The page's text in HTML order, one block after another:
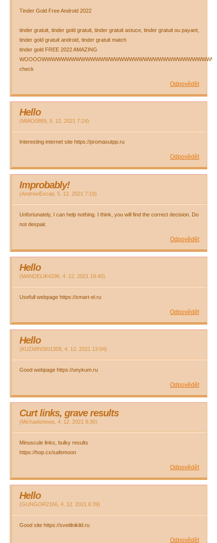
Tinder Gold Free Android 2022
tinder gratuit, tinder gold gratuit, tinder gratuit astuce, tinder gratuit ou payant,
tinder gold gratuit android, tinder gratuit match
tinder gold FREE 2022 AMAZING
check
Odpovědět
Hello
(MIAO0889 5. 12. 2021 7:24)
Interesting internet site https://promasutpp.ru
Odpovědět
Improbably!
(AndrewExcap 5. 12. 2021 7:19)
Unfortunately, I can help nothing. I think, you will find the correct decision. Do
not despair.
Odpovědět
Hello
(MANDELIK4296 4. 12. 2021 19:40)
Usefull webpage https://smart-el.ru
Odpovědět
Hello
(KUZMINSKI1308 4. 12. 2021 13:04)
Good webpage https://unykum.ru
Odpovědět
Curt links, grave results
(Michaelshews 4. 12. 2021 8:30)
Minuscule links, bulky results
https://hop.cx/safemoon
Odpovědět
Hello
(GUNGOR2166 4. 12. 2021 6:39)
Good site https://svetilnikild.ru
Odpovědět